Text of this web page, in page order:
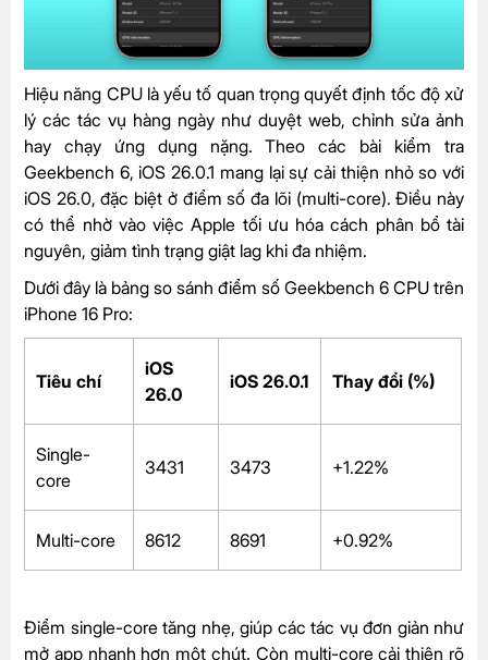
Hiệu năng CPU là yếu tố quan trọng quyết định tốc độ xử
lý các tác vụ hàng ngày như duyệt web, chỉnh sửa ảnh
hay chạy ứng dụng nặng. Theo các bài kiểm tra
Geekbench 6, iOS 26.0.1 mang lại sự cải thiện nhỏ so với
iOS 26.0, đặc biệt ở điểm số đa lõi (multi-core). Điều này
có thể nhờ vào việc Apple tối ưu hóa cách phân bổ tài
nguyên, giảm tình trạng giật lag khi đa nhiệm.
Dưới đây là bảng so sánh điểm số Geekbench 6 CPU trên
iPhone 16 Pro:
Tiêu chí
iOS
26.0
iOS 26.0.1 Thay đổi (%)
Single-
core
3431 3473 +1.22%
Multi-core 8612 8691 +0.92%
Điểm single-core tăng nhẹ, giúp các tác vụ đơn giản như
mở app nhanh hơn một chút. Còn multi-core cải thiện rõ